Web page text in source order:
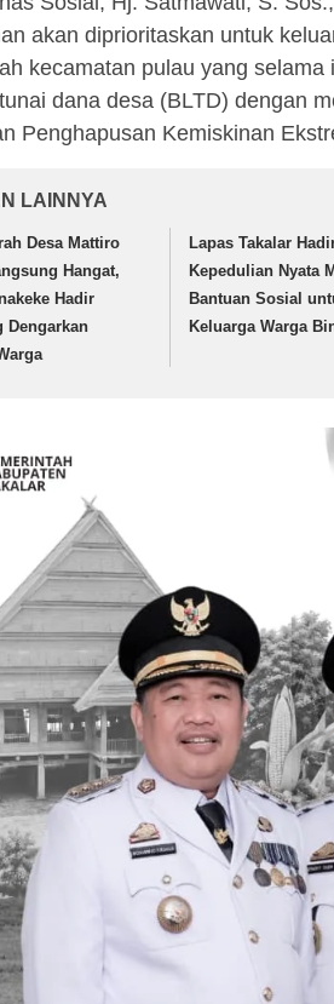
akan diprioritaskan untuk
kecamatan pulau yang
dana desa (BLTD) dengan
Penghapusan Kemiskinan
LAINNYA
Desa Mattiro
Hangat,
Hadir
Dengarkan
Lapas Takalar
Kepedulian Nyata
Bantuan Sosial
Keluarga Warga